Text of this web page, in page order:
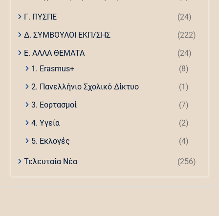
Γ. ΠΥΣΠΕ
(24)
Δ. ΣΥΜΒΟΥΛΟΙ ΕΚΠ/ΣΗΣ
(222)
Ε. ΑΛΛΑ ΘΕΜΑΤΑ
(24)
1. Erasmus+
(8)
2. Πανελλήνιο Σχολικό Δίκτυο
(1)
3. Εορτασμοί
(7)
4. Υγεία
(2)
5. Εκλογές
(4)
Τελευταία Νέα (256)